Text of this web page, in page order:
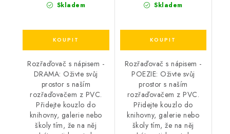
Skladem
Rozřaďovač s nápisem -
DRAMA: Oživte svůj
prostor s naším
rozřaďovačem z PVC.
Přidejte kouzlo do
knihovny, galerie nebo
školy tím, že na něj
Skladem
Rozřaďovač s nápisem -
POEZIE: Oživte svůj
prostor s naším
rozřaďovačem z PVC.
Přidejte kouzlo do
knihovny, galerie nebo
školy tím, že na něj